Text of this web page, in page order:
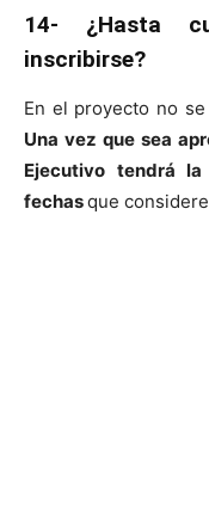
14- ¿Hasta
inscribirse?
En el proyecto no
Una vez que sea
Ejecutivo tendrá
fechasque